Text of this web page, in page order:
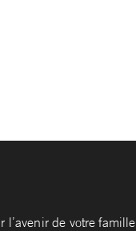
de votre famille.